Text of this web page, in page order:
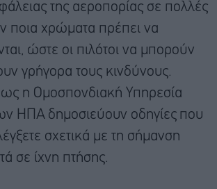
της αεροπορίας σε πολλές
ποια χρώματα πρέπει να
ώστε οι πιλότοι να μπορούν
γρήγορα τους κινδύνους.
η Ομοσπονδιακή Υπηρεσία
ΗΠΑ δημοσιεύουν οδηγίες που
σχετικά με τη σήμανση
σε ίχνη πτήσης.